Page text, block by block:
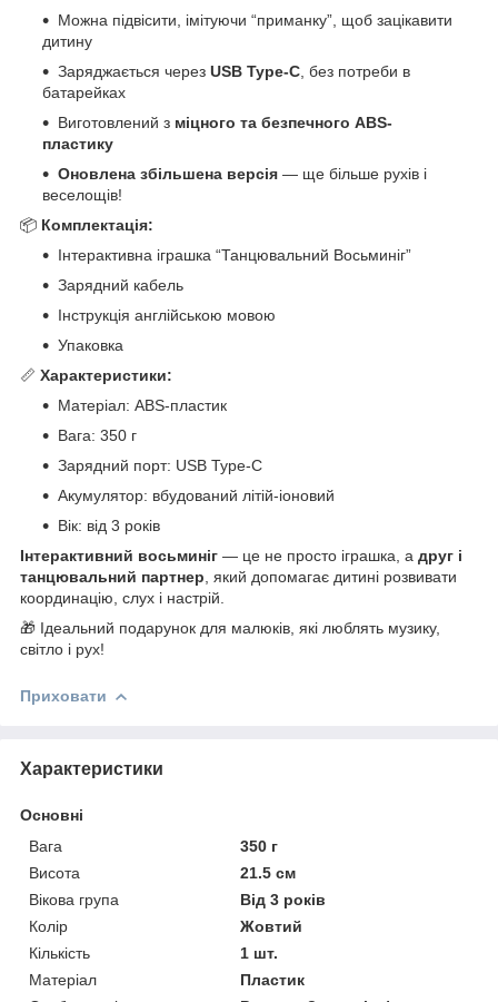
Можна підвісити, імітуючи “приманку”, щоб зацікавити
дитину
Заряджається через USB Type-C , без потреби в
батарейках
Виготовлений з міцного та безпечного ABS-
пластику
Оновлена збільшена версія — ще більше рухів і
веселощів!
📦 Комплектація:
Інтерактивна іграшка “Танцювальний Восьминіг”
Зарядний кабель
Інструкція англійською мовою
Упаковка
📏 Характеристики:
Матеріал: ABS-пластик
Вага: 350 г
Зарядний порт: USB Type-C
Акумулятор: вбудований літій-іоновий
Вік: від 3 років
Інтерактивний восьминіг — це не просто іграшка, а друг і
танцювальний партнер , який допомагає дитині розвивати
координацію, слух і настрій.
🎁 Ідеальний подарунок для малюків, які люблять музику,
світло і рух!
Приховати
Характеристики
Основні
Вага
350 г
Висота
21.5 см
Вікова група
Від 3 років
Колір
Жовтий
Кількість
1 шт.
Матеріал
Пластик